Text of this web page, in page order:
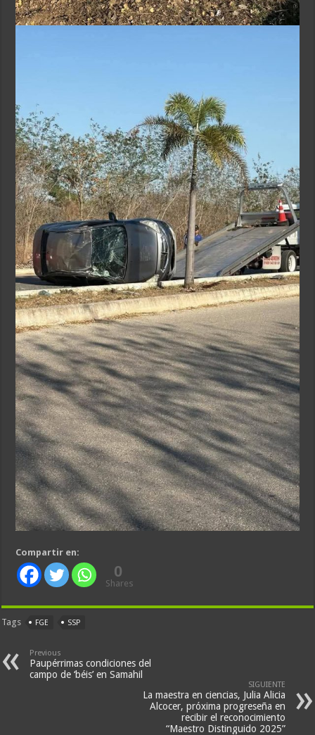
Compartir en:
0
Shares
Tags FGE SSP
Previous
Paupérrimas condiciones del
campo de ‘béis’ en Samahil
SIGUIENTE
La maestra en ciencias, Julia Alicia
Alcocer, próxima progreseña en
recibir el reconocimiento
“Maestro Distinguido 2025”